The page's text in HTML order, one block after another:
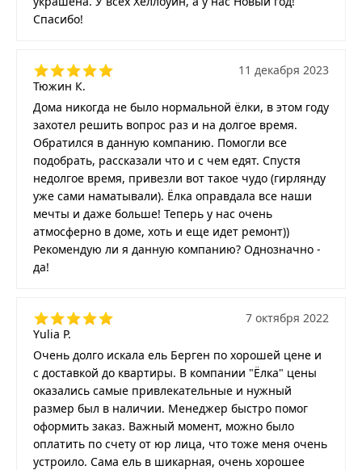
Спасибо!
Тюжин К.
11 декабря 2023
Дома никогда не было нормальной ёлки, в этом году
захотел решить вопрос раз и на долгое время.
Обратился в данную компанию. Помогли все
подобрать, рассказали что и с чем едят. Спустя
недолгое время, привезли вот такое чудо (гирлянду
уже сами наматывали). Ёлка оправдала все наши
мечты и даже больше! Теперь у нас очень
атмосферно в доме, хоть и еще идет ремонт))
Рекомендую ли я данную компанию? Однозначно -
да!
Yulia P.
7 октября 2022
Очень долго искала ель Берген по хорошей цене и
с доставкой до квартиры. В компании "Ёлка" цены
оказались самые привлекательные и нужный
размер был в наличии. Менеджер быстро помог
оформить заказ. Важный момент, можно было
оплатить по счету от юр лица, что тоже меня очень
устроило. Сама ель в шикарная, очень хорошее